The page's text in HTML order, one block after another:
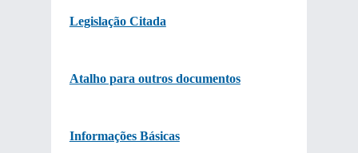
Legislação Citada
Atalho para outros documentos
Informações Básicas